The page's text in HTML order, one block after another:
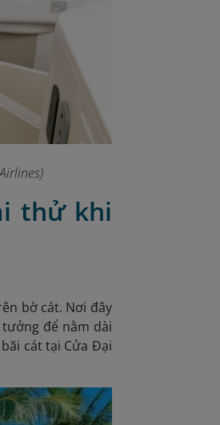
thử khi
bờ cát. Nơi đây
để nằm dài
cát tại Cửa Đại